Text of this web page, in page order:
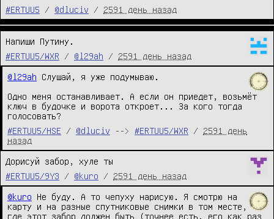
#ERTUU5
/ @dluciv / 2591 день назад
Напиши Путину.
#ERTUU5/WXR
/ @l29ah / 2591 день назад
@l29ah Слушай, я уже подумываю.
Одно меня останавливает. А если он приедет, возьмёт
ключ в будочке и ворота откроет... За кого тогда
голосовать?
#ERTUU5/HSE
/ @dluciv --> #ERTUU5/WXR / 2591 день
назад
Дорисуй забор, хуле ты
#ERTUU5/9Y3
/ @kuro / 2591 день назад
@kuro Не буду. А то чепуху нарисую. Я смотрю на
карту и на разные спутниковые снимки в том месте,
где этот забор должен быть (точнее есть, его как раз